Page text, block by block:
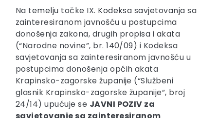
Na temelju točke IX. Kodeksa savjetovanja sa
zainteresiranom javnošću u postupcima
donošenja zakona, drugih propisa i akata
(“Narodne novine”, br. 140/09) i Kodeksa
savjetovanja sa zainteresiranom javnošću u
postupcima donošenja općih akata
Krapinsko-zagorske županije (“Službeni
glasnik Krapinsko-zagorske županije”, broj
24/14) upućuje se JAVNI POZIV za